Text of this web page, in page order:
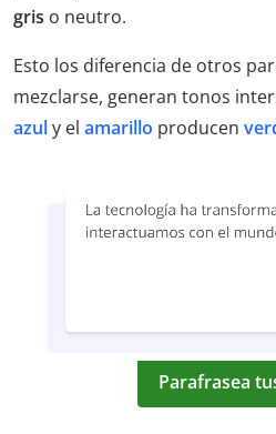
gris o neutro.
Esto los diferencia de otros
mezclarse, generan tonos
azuly el amarillo producen
Parafrasea